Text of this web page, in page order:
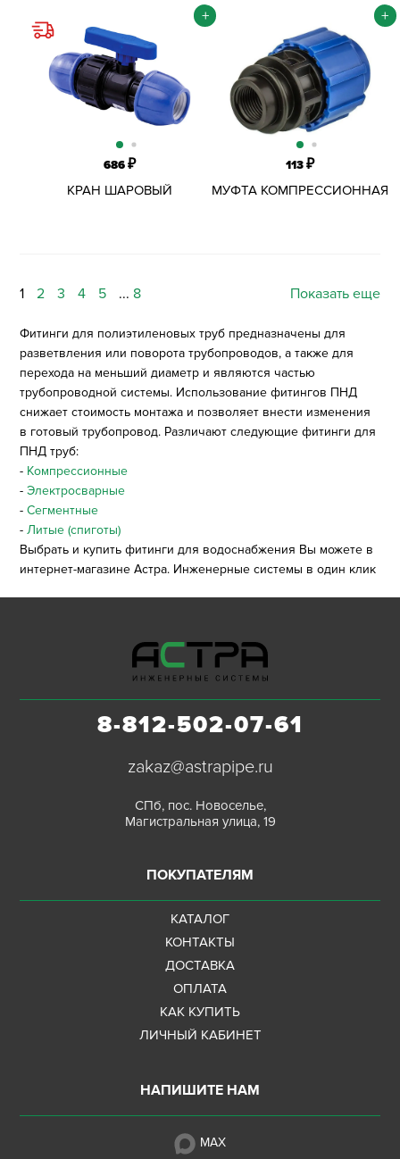
D32Х20Х32 ММ
686₽
КРАН ШАРОВЫЙ
+
113₽
МУФТА КОМПРЕССИОННАЯ
+
1 2 3 4 5 ... 8 Показать еще
Фитинги для полиэтиленовых труб предназначены для
разветвления или поворота трубопроводов, а также для
перехода на меньший диаметр и являются частью
трубопроводной системы. Использование фитингов ПНД
снижает стоимость монтажа и позволяет внести изменения
в готовый трубопровод. Различают следующие фитинги для
ПНД труб:
- Компрессионные
-Электросварные
-Сегментные
-Литые (спиготы)
Выбрать и купить фитинги для водоснабжения Вы можете в
интернет-магазине Астра. Инженерные системы в один клик
8-812-502-07-61
zakaz@astrapipe.ru
СПб, пос. Новоселье,
Магистральная улица, 19
ПОКУПАТЕЛЯМ
КАТАЛОГ
КОНТАКТЫ
ДОСТАВКА
ОПЛАТА
КАК КУПИТЬ
ЛИЧНЫЙ КАБИНЕТ
НАПИШИТЕ НАМ
MAX